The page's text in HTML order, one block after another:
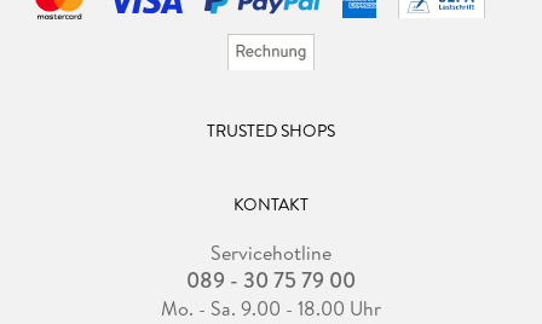
TRUSTED SHOPS
KONTAKT
Servicehotline
089 - 30 75 79 00
Mo. - Sa. 9.00 - 18.00 Uhr